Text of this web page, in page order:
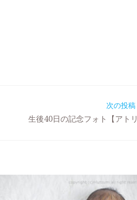
次の投稿
生後40日の記念フォト【アトリ